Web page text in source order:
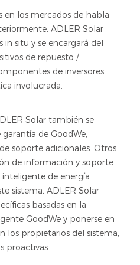
en los mercados de habla
ADLER Solar
in situ y se encargará del
de repuesto /
de inversores
involucrada.
Solar también se
de GoodWe,
soporte adicionales. Otros
de información y soporte
de energía
sistema, ADLER Solar
basadas en la
GoodWe y ponerse en
los propietarios del sistema,
proactivas.